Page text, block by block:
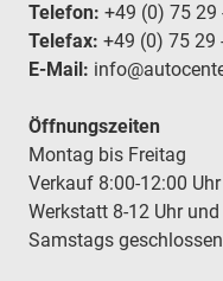
Telefon: +49 (0) 75 29
Telefax: +49 (0) 75 29
E-Mail:
Öffnungszeiten
Montag bis Freitag
Verkauf 8:00-12:00
Werkstatt 8-12 Uhr
Samstags geschlossen